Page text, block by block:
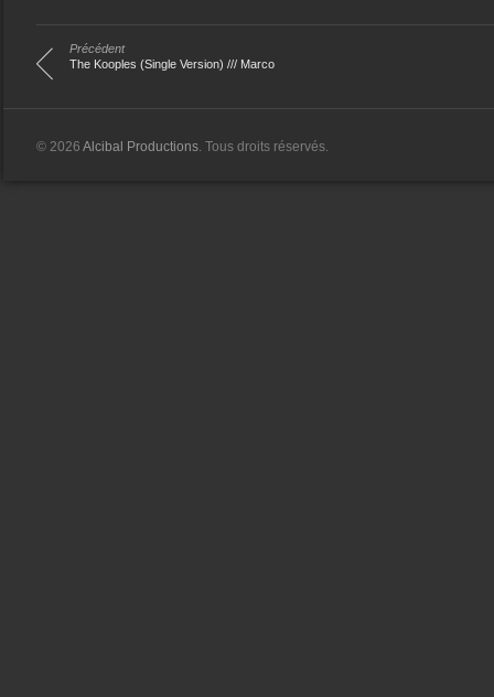
Précédent
The Kooples (Single Version) /// Marco
© 2026 Alcibal Productions. Tous droits réservés.